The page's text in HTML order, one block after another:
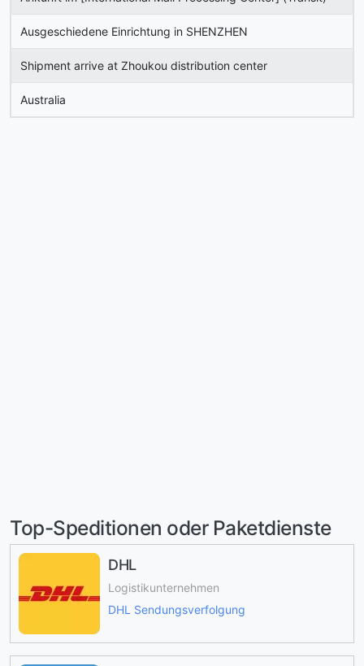
Ausgeschiedene Einrichtung in SHENZHEN
Shipment arrive at Zhoukou distribution center
Australia
Top-Speditionen oder Paketdienste
DHL
Logistikunternehmen
DHL Sendungsverfolgung